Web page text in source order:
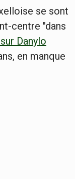
se sont
centre "dans
Danylo
en manque